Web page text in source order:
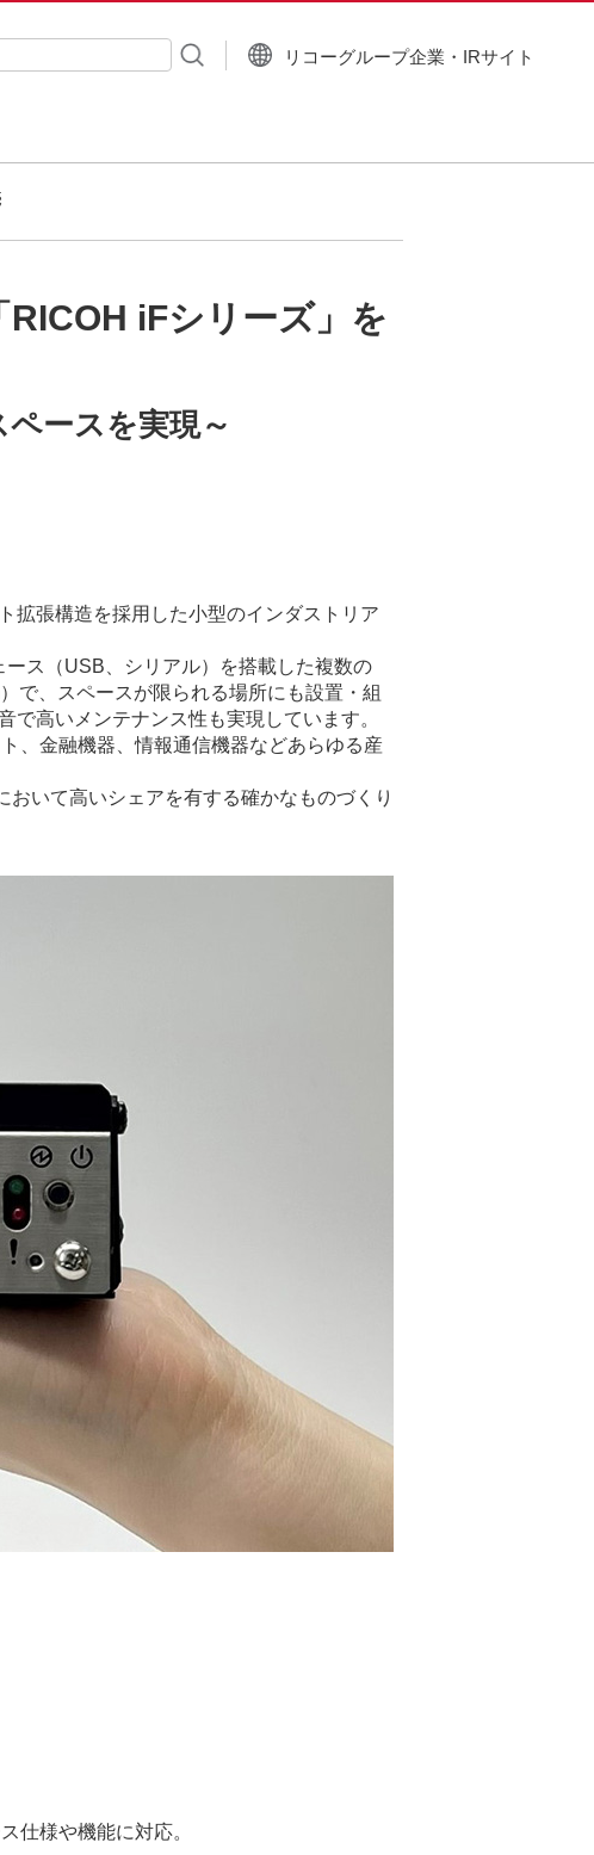
ード入力
リコーグループ企業・IRサイト
iFシリーズ」を
ースを実現～
拡張構造を採用した小型のインダストリア
ス（USB、シリアル）を搭載した複数の
で、スペースが限られる場所にも設置・組
高いメンテナンス性も実現しています。
、金融機器、情報通信機器などあらゆる産
いて高いシェアを有する確かなものづくり
仕様や機能に対応。